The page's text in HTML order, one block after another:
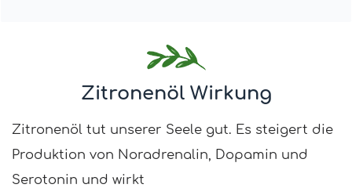
Zitronenöl Wirkung
Zitronenöl tut unserer Seele gut. Es steigert die
Produktion von Noradrenalin, Dopamin und
Serotonin und wirkt